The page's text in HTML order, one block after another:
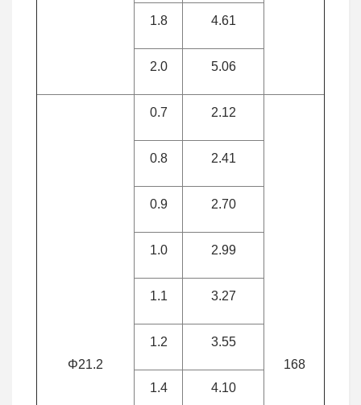
1.8 4.61
2.0 5.06
Φ21.2
0.7 2.12
168
0.8 2.41
0.9 2.70
1.0 2.99
1.1 3.27
1.2 3.55
1.4 4.10